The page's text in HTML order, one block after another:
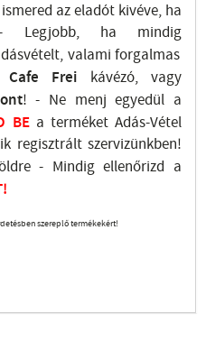
az eladót kivéve, ha
- Legjobb, ha mindig
valami forgalmas
Cafe Frei kávézó, vagy
! - Ne menj egyedül a
BEa terméket Adás-Vétel
regisztrált szervizünkben!
- Mindig ellenőrizd a
szereplő termékekért!